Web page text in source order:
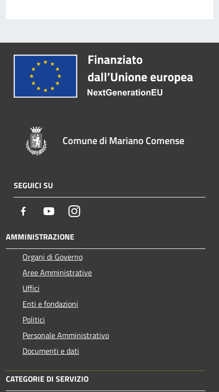
Comune di Mariano Comense
SEGUICI SU
Facebook YoutubeInstagram
AMMINISTRAZIONE
Organi di Governo
Aree Amministrative
Uffici
Enti e fondazioni
Politici
Personale Amministrativo
Documenti e dati
CATEGORIE DI SERVIZIO